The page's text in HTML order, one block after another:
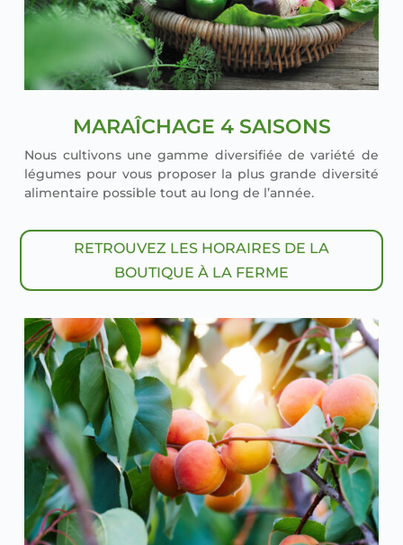
MARAÎCHAGE 4 SAISONS
Nous culti­vons une gamme diver­si­fiée de varié­té de
légumes pour vous pro­po­ser la plus grande diver­si­té
ali­men­taire pos­sible tout au long de l’an­née.
RETROUVEZ LES HORAIRES DE LA
BOUTIQUE À LA FERME